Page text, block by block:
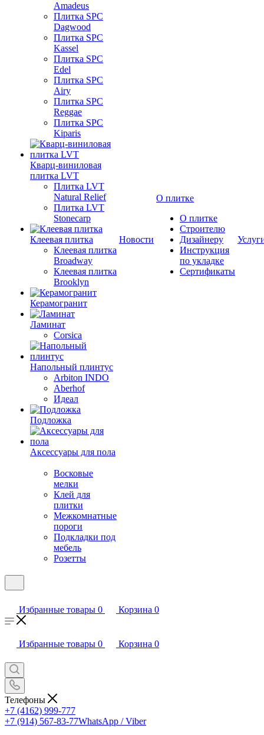
Amadeus
Плитка SPC
Dagwood
Плитка SPC
Kassel
Плитка SPC
Edel
Плитка SPC
Airy
Плитка SPC
Reggae
Плитка SPC
Kiparis
Кварц-виниловая
плитка LVT
Плитка LVT
Natural Relief
Плитка LVT
Stonecarp
Клеевая плитка
Клеевая плитка
Broadway
Клеевая плитка
Brooklyn
Керамогранит
Ламинат
Corsica
Напольный плинтус
Arbiton INDO
Aberhof
Идеал
Подложка
Аксессуары для пола
Восковые
мелки
Клей для
плитки
Межкомнатные
пороги
Подкладки под
мебель
Розетты
Новости
О плитке
О плитке
Строителю
Дизайнеру
Инструкция
по укладке
Сертификаты
Избранные товары 0 Корзина 0
Избранные товары 0 Корзина 0
Телефоны
+7 (4162) 999-777
+7 (914) 567-83-77WhatsApp / Viber